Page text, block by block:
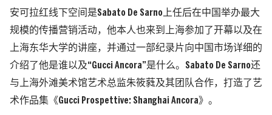
安可拉红线下空间是Sabato De Sarno上任后在中国举办最大
规模的传播营销活动，他本人也来到上海参加了开幕以及在
上海东华大学的讲座，并通过一部纪录片向中国市场详细的
介绍了他是谁以及“Gucci Ancora”是什么。Sabato De Sarno还
与上海外滩美术馆艺术总监朱筱蕤及其团队合作，打造了艺
术作品集《Gucci Prospettive: Shanghai Ancora》。